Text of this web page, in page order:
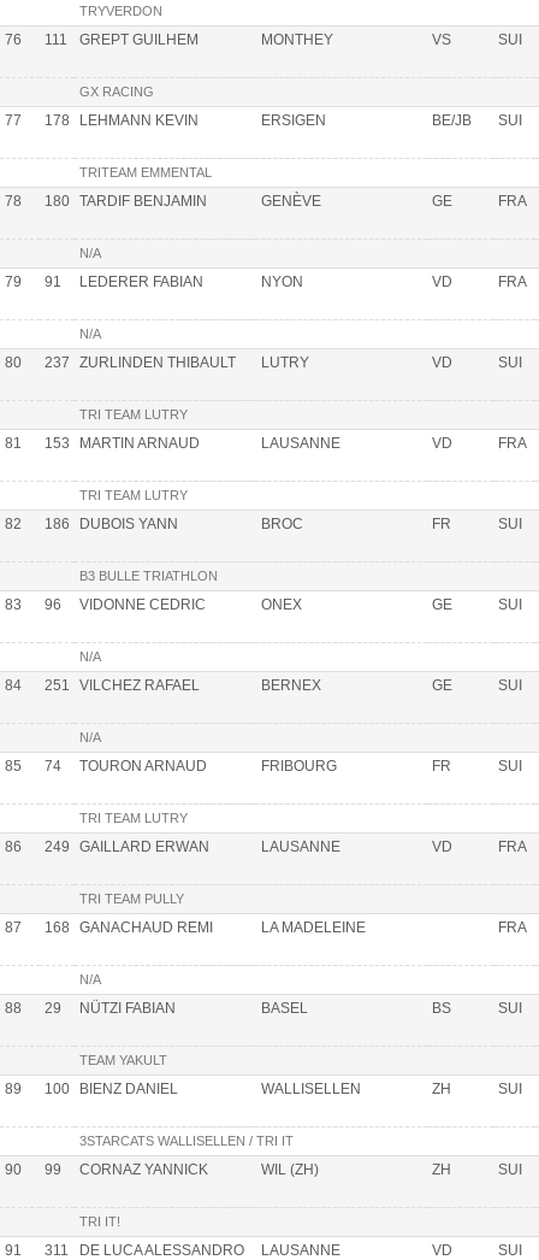
TRYVERDON
76 111 GREPT GUILHEM MONTHEY VS SUI
GX RACING
77 178 LEHMANN KEVIN ERSIGEN BE/JB SUI
TRITEAM EMMENTAL
78 180 TARDIF BENJAMIN GENÈVE GE FRA
N/A
79 91 LEDERER FABIAN NYON VD FRA
N/A
80 237 ZURLINDEN THIBAULT LUTRY VD SUI
TRI TEAM LUTRY
81 153 MARTIN ARNAUD LAUSANNE VD FRA
TRI TEAM LUTRY
82 186 DUBOIS YANN BROC FR SUI
B3 BULLE TRIATHLON
83 96 VIDONNE CEDRIC ONEX GE SUI
N/A
84 251 VILCHEZ RAFAEL BERNEX GE SUI
N/A
85 74 TOURON ARNAUD FRIBOURG FR SUI
TRI TEAM LUTRY
86 249 GAILLARD ERWAN LAUSANNE VD FRA
TRI TEAM PULLY
87 168 GANACHAUD REMI LA MADELEINE FRA
N/A
88 29 NÜTZI FABIAN BASEL BS SUI
TEAM YAKULT
89 100 BIENZ DANIEL WALLISELLEN ZH SUI
3STARCATS WALLISELLEN / TRI IT
90 99 CORNAZ YANNICK WIL (ZH) ZH SUI
TRI IT!
91 311 DE LUCA ALESSANDRO LAUSANNE VD SUI